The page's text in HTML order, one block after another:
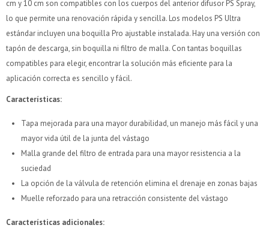
cm y 10 cm son compatibles con los cuerpos del anterior difusor PS Spray,
lo que permite una renovación rápida y sencilla. Los modelos PS Ultra
estándar incluyen una boquilla Pro ajustable instalada. Hay una versión con
tapón de descarga, sin boquilla ni filtro de malla. Con tantas boquillas
compatibles para elegir, encontrar la solución más eficiente para la
aplicación correcta es sencillo y fácil.
Características:
Tapa mejorada para una mayor durabilidad, un manejo más fácil y una
mayor vida útil de la junta del vástago
Malla grande del filtro de entrada para una mayor resistencia a la
suciedad
La opción de la válvula de retención elimina el drenaje en zonas bajas
Muelle reforzado para una retracción consistente del vástago
Características adicionales:
Comprá ahora y Pagá
cuotas y sin tocar tu
tarjeta de crédito
¡Sumate a la forma más ágil de comprar!
cuotas * ¡Solo con tu cédula!
* sujeto aprobación crediticia.
Verifica si estás calificado para comprar con Pago
Cédula de identidad
Estás calificado para comprar usando Pago Después.
¡Tenés hasta
Ups!
inconveniente, por cualquier duda contactanos
¡Algo salió mal!
Por favor intenta nuevamente mas tarde.
Comprá ahora y Pagá
cuotas y sin tocar tu
tarjeta de crédito
¡Sumate a la forma más ágil de comprar!
cuotas * ¡Solo con tu cédula!
* sujeto aprobación crediticia.
Verifica si estás calificado para comprar con Pago
Cédula de identidad
Estás calificado para comprar usando Pago Después.
¡Tenés hasta
Ups!
inconveniente, por cualquier duda contactanos
¡Algo salió mal!
Por favor intenta nuevamente mas tarde.